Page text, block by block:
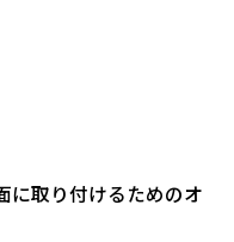
に取り付けるためのオ